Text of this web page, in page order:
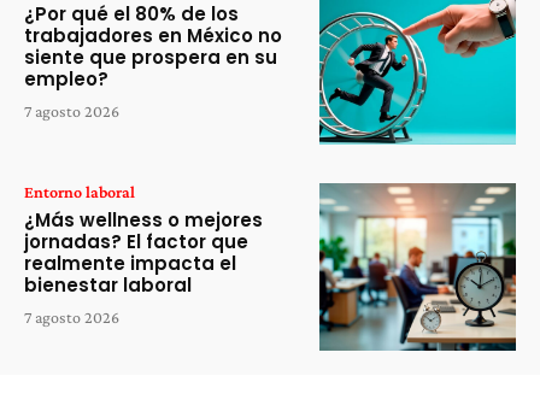
¿Por qué el 80% de los
trabajadores en México no
siente que prospera en su
empleo?
7 agosto 2026
Entorno laboral
¿Más wellness o mejores
jornadas? El factor que
realmente impacta el
bienestar laboral
7 agosto 2026